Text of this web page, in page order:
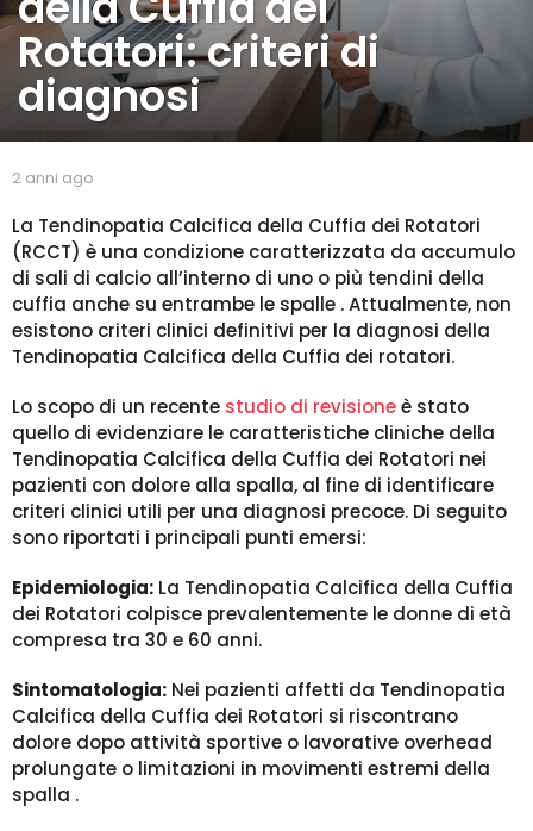
i
a
g
o
2
n
i
a
g
o
Rotatori: criteri di
diagnosi
b
s
p
a
l
l
a
2 anni ago
n
n
a
g
o
La Tendinopatia Calcifica della Cuffia dei Rotatori
(RCCT) è una condizione caratterizzata da accumulo
di sali di calcio all’interno di uno o più tendini della
cuffia anche su entrambe le spalle . Attualmente, non
esistono criteri clinici definitivi per la diagnosi della
Tendinopatia Calcifica della Cuffia dei rotatori.
Lo scopo di un recente studio di revisioneè stato
quello di evidenziare le caratteristiche cliniche della
Tendinopatia Calcifica della Cuffia dei Rotatori nei
pazienti con dolore alla spalla, al fine di identificare
criteri clinici utili per una diagnosi precoce. Di seguito
sono riportati i principali punti emersi:
Epidemiologia: La Tendinopatia Calcifica della Cuffia
dei Rotatori colpisce prevalentemente le donne di età
compresa tra 30 e 60 anni.
Sintomatologia: Nei pazienti affetti da Tendinopatia
Calcifica della Cuffia dei Rotatori si riscontrano
dolore dopo attività sportive o lavorative overhead
prolungate o limitazioni in movimenti estremi della
spalla .